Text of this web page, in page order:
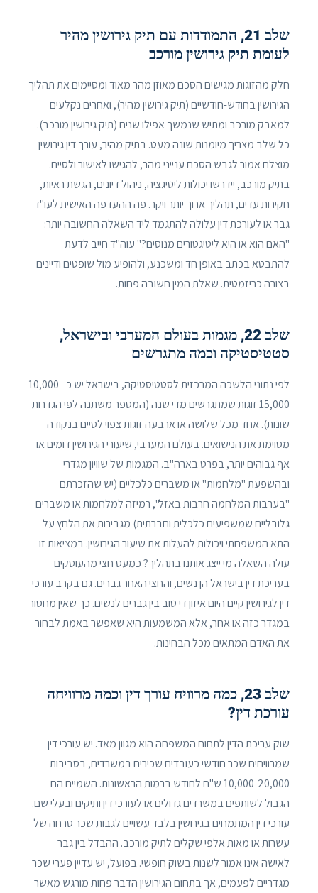
שלב 21, התמודדות עם תיק גירושין מהיר
לעומת תיק גירושין מורכב
חלק מהזוגות מגישים הסכם מאוזן מהר מאוד ומסיימים את תהליך
הגירושין בחודש-חודשיים (תיק גירושין מהיר), ואחרים נקלעים
למאבק מורכב ומתיש שנמשך אפילו שנים (תיק גירושין מורכב).
כל שלב מצריך מיומנות שונה מעט. בתיק מהיר, עורך דין גירושין
מוצלח אמור לגבש הסכם ענייני מהר, להגישו לאישור ולסיים.
בתיק מורכב, יידרשו יכולות ליטיגציה, ניהול דיונים, הגשת ראיות,
חקירות עדים, תהליך ארוך יותר ויקר. פה ההעדפה האישית לעו"ד
גבר או לעורכת דין עלולה להתגמד ליד השאלה החשובה יותר:
"האם הוא או היא ליטיגטורים מנוסים?" עוה"ד חייב לדעת
להתבטא בכתב באופן חד ומשכנע, ולהופיע מול שופטים ודיינים
בצורה כריזמטית. שאלת המין חשובה פחות.
שלב 22, מגמות בעולם המערבי ובישראל,
סטטיסטיקה וכמה מתגרשים
לפי נתוני הלשכה המרכזית לסטטיסטיקה, בישראל יש כ-10,000-
15,000 זוגות שמתגרשים מדי שנה (המספר משתנה לפי הגדרות
שונות). אחד מכל שלושה או ארבעה זוגות צפוי לסיים בנקודה
מסוימת את הנישואים. בעולם המערבי, שיעורי הגירושין דומים או
אף גבוהים יותר, בפרט בארה"ב. המגמות של שוויון מגדרי
ובהשפעת "מלחמות" או משברים כלכליים (יש שהזכרתם
"בערבות המלחמה חרבות באזל", רמיזה למלחמות או משברים
גלובליים שמשפיעים כלכלית וחברתית) מגבירות את הלחץ על
התא המשפחתי ויכולות להעלות את שיעור הגירושין. במציאות זו
עולה השאלה מי ייצג אותנו בתהליך? כמעט חצי מהעוסקים
בעריכת דין בישראל הן נשים, והחצי האחר גברים. גם בקרב עורכי
דין לגירושין קיים היום איזון די טוב בין גברים לנשים. כך שאין מחסור
במגדר כזה או אחר, אלא המשמעות היא שאפשר באמת לבחור
את האדם המתאים מכל הבחינות.
שלב 23, כמה מרוויח עורך דין וכמה מרוויחה
עורכת דין?
שוק עריכת הדין לתחום המשפחה הוא מגוון מאד. יש עורכי דין
שמרוויחים שכר חודשי כעובדים שכירים במשרדים, בסביבות
10,000-20,000 ש"ח לחודש ברמות הראשונות. השמיים הם
הגבול לשותפים במשרדים גדולים או לעורכי דין ותיקים ובעלי שם.
עורכי דין המתמחים בגירושין בלבד עשויים לגבות שכר טרחה של
עשרות או מאות אלפי שקלים לתיק מורכב. ההבדל בין גבר
לאישה אינו אמור לשנות בשוק חופשי. בפועל, יש עדיין פערי שכר
מגדריים לפעמים, אך בתחום הגירושין הדבר פחות מורגש מאשר